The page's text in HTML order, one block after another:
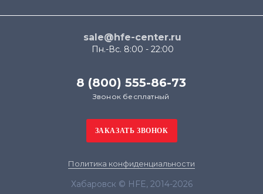
sale@hfe-center.ru
Пн.-Вс. 8:00 - 22:00
8 (800) 555-86-73
Звонок бесплатный
Политика конфиденциальности
Хабаровск © HFE, 2014-2026